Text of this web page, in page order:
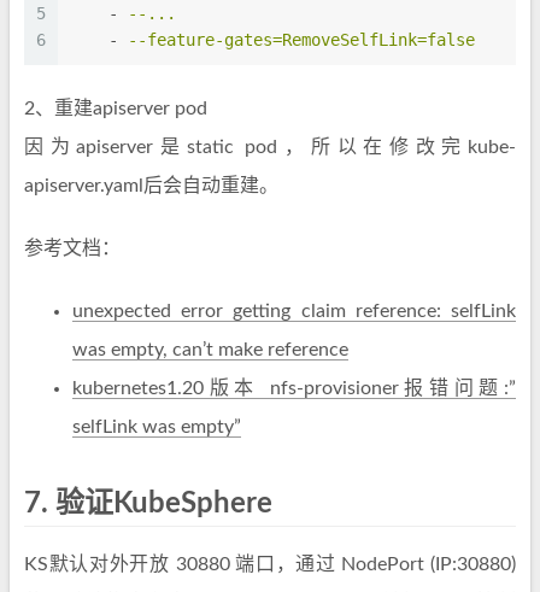
5
6
-
--...
-
--feature-gates=RemoveSelfLink=false
2、重建apiserver pod
因为apiserver是static pod，所以在修改完kube-
apiserver.yaml后会自动重建。
参考文档：
unexpected error getting claim reference: selfLink
was empty, can’t make reference
kubernetes1.20版本 nfs-provisioner报错问题:”
selfLink was empty”
7. 验证KubeSphere
KS默认对外开放 30880 端口，通过 NodePort (IP:30880)